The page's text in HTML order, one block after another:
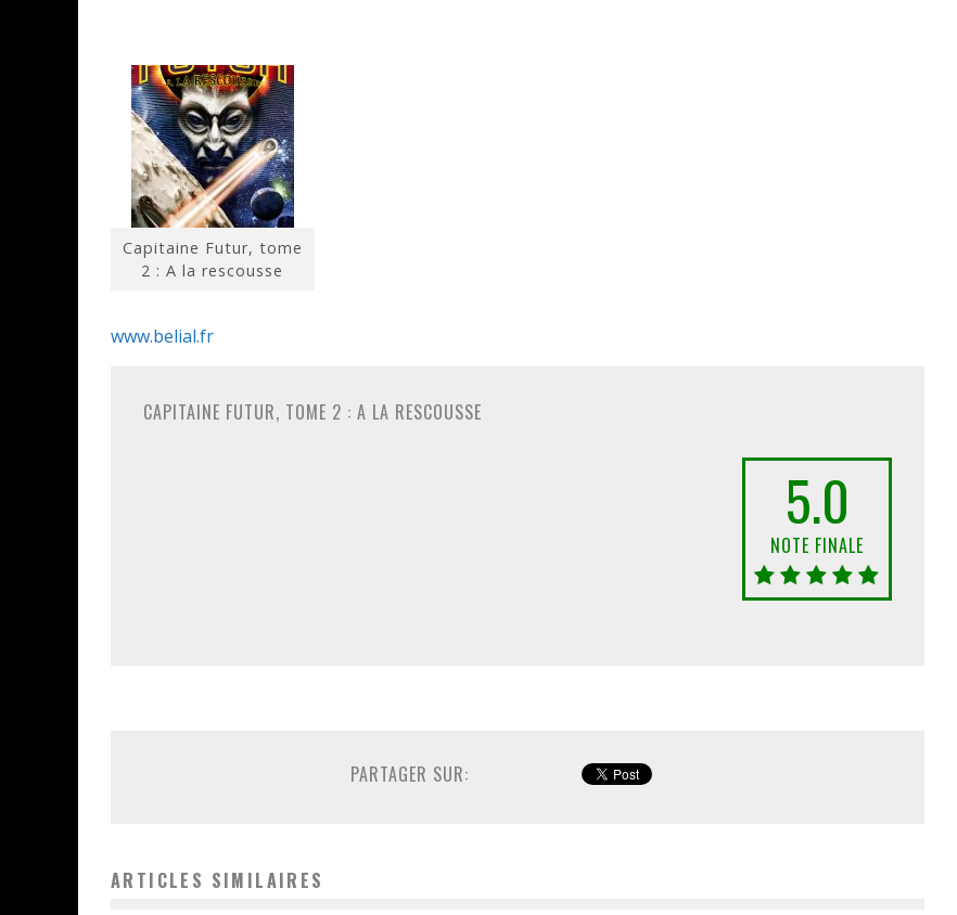
Capitaine Futur, tome
2 : A la rescousse
www.belial.fr
CAPITAINE FUTUR, TOME 2 : A LA RESCOUSSE
5.0
NOTE FINALE
PARTAGER SUR:
ARTICLES SIMILAIRES